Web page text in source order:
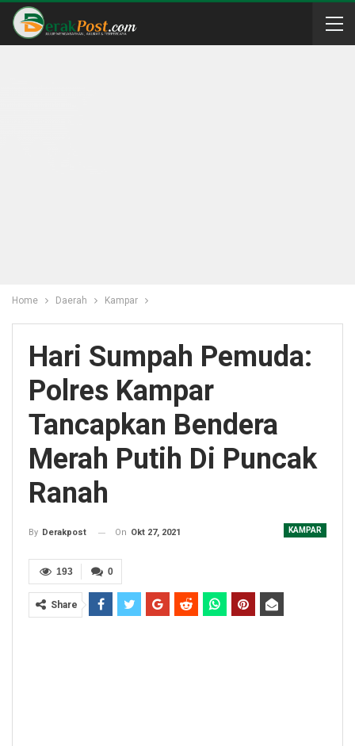
Home Daerah Kampar
Hari Sumpah Pemuda:
Polres Kampar
Tancapkan Bendera
Merah Putih Di Puncak
Ranah
KAMPAR
By Derakpost On Okt 27, 2021
0
193
Share